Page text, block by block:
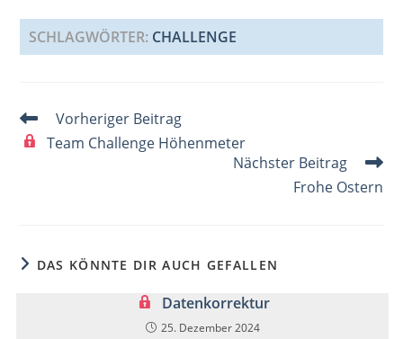
SCHLAGWÖRTER: CHALLENGE
Weitere
Artikel
ansehen
Vorheriger Beitrag
Team Challenge Höhenmeter
Nächster Beitrag
Frohe Ostern
DAS KÖNNTE DIR AUCH GEFALLEN
Datenkorrektur
25. Dezember 2024